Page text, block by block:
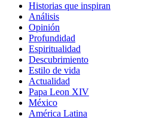
Historias que inspiran
Análisis
Opinión
Profundidad
Espiritualidad
Descubrimiento
Estilo de vida
Actualidad
Papa Leon XIV
México
América Latina